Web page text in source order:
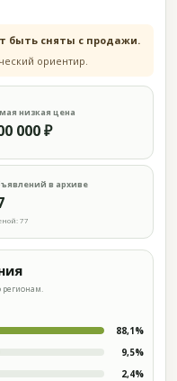
быть сняты с продажи.
ориентир.
низкая цена
000 ₽
в архиве
77
регионам.
88,1%
9,5%
2,4%